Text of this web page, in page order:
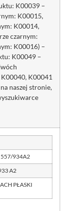
K00039 –
K00015,
K00014,
czarnym:
K00016) –
K00049 –
K00041
naszej stronie,
934A2
A2
PŁASKI